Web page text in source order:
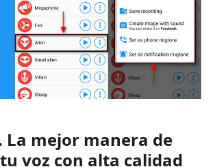
La mejor manera de
voz con alta calidad